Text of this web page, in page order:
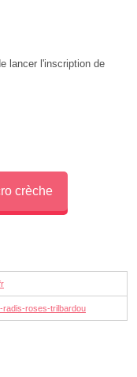
lancer l'inscription de
crèche
roses-trilbardou